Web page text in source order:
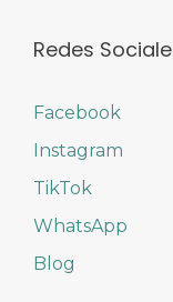
Redes
Facebook
Instagram
TikTok
WhatsApp
Blog